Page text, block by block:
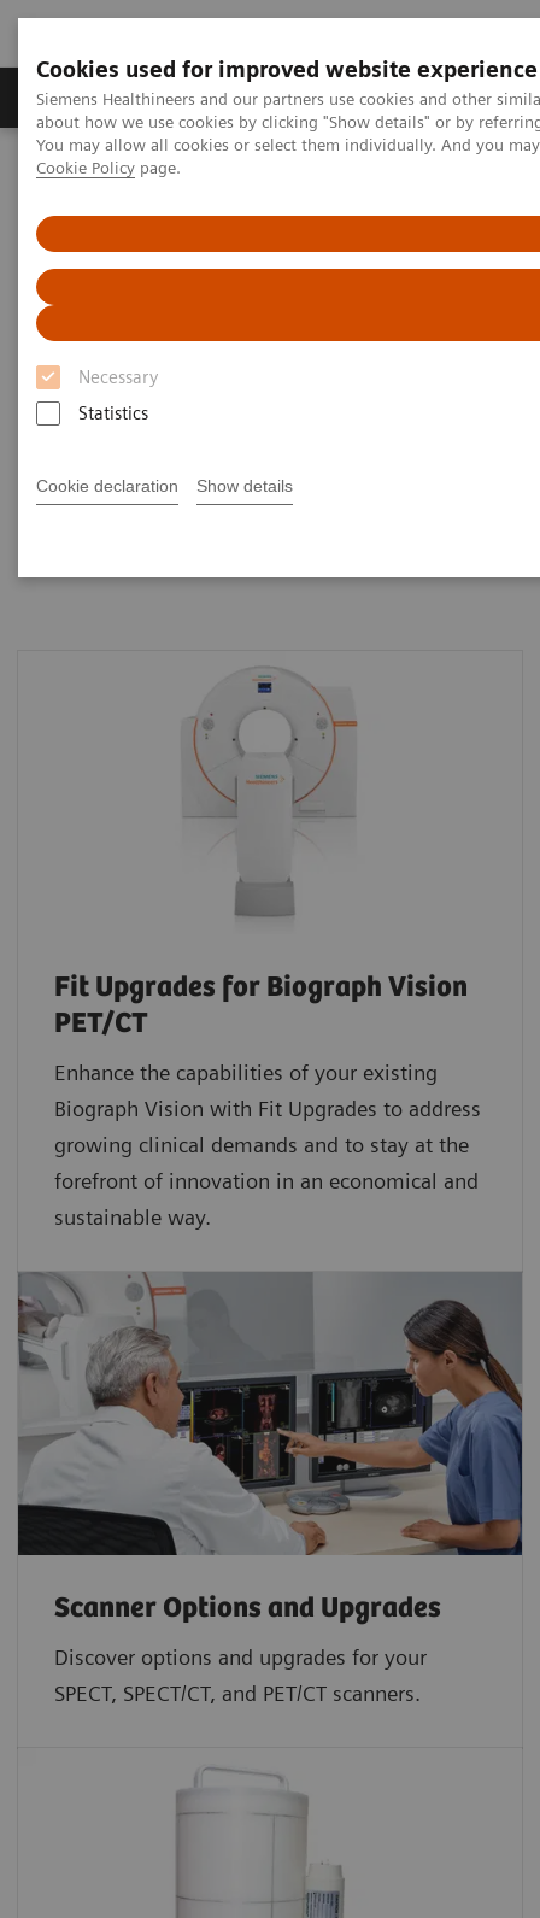
Cookies used for improved website experience
Siemens Healthineers and our partners use cookies and other
about how we use cookies by clicking "Show details" or by
You may allow all cookies or select them individually. And you
Cookie Policy page.
Necessary
Statistics
Cookie declaration Show details
Zobrazovací technika Laboratorní diagnostika
Home Zobrazovací technika
Options and Upgrades
Upgradeability with Siemens Healthineers
Molecular Imaging
Healthineers Molecular Imaging systems to meet
Fit Upgrades for Biograph Vision
PET/CT
Enhance the capabilities of your existing
Biograph Vision with Fit Upgrades to address
growing clinical demands and to stay at the
forefront of innovation in an economical and
sustainable way.
Scanner Options and Upgrades
Discover options and upgrades for your
SPECT, SPECT/CT, and PET/CT scanners.